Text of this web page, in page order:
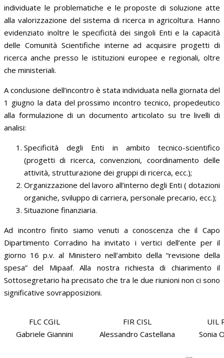
individuate le problematiche e le proposte di soluzione atte
alla valorizzazione del sistema di ricerca in agricoltura. Hanno
evidenziato inoltre le specificità dei singoli Enti e la capacità
delle Comunità Scientifiche interne ad acquisire progetti di
ricerca anche presso le istituzioni europee e regionali, oltre
che ministeriali.
A conclusione dell’incontro è stata individuata nella giornata del
1 giugno la data del prossimo incontro tecnico, propedeutico
alla formulazione di un documento articolato su tre livelli di
analisi:
Specificità degli Enti in ambito tecnico-scientifico
(progetti di ricerca, convenzioni, coordinamento delle
attività, strutturazione dei gruppi di ricerca, ecc.);
Organizzazione del lavoro all’interno degli Enti ( dotazioni
organiche, sviluppo di carriera, personale precario, ecc.);
Situazione finanziaria.
Ad incontro finito siamo venuti a conoscenza che il Capo
Dipartimento Corradino ha invitato i vertici dell’ente per il
giorno 16 p.v. al Ministero nell’ambito della “revisione della
spesa” del Mipaaf. Alla nostra richiesta di chiarimento il
Sottosegretario ha precisato che tra le due riunioni non ci sono
significative sovrapposizioni.
FLC CGIL
Gabriele Giannini
FIR CISL
Alessandro Castellana
UIL
Sonia